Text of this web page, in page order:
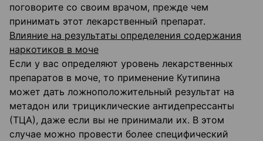
поговорите со своим врачом, прежде чем
принимать этот лекарственный препарат.
Влияние на результаты определения содержания
наркотиков в моче
Если у вас определяют уровень лекарственных
препаратов в моче, то применение Кутипина
может дать ложноположительный результат на
метадон или трициклические антидепрессанты
(ТЦА), даже если вы не принимали их. В этом
случае можно провести более специфический